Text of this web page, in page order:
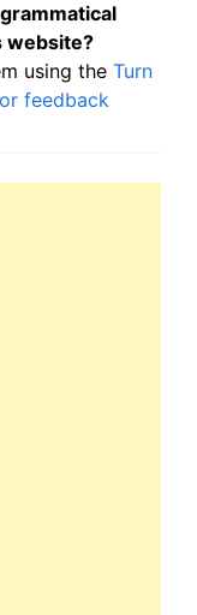
website?
using the Turn
feedback